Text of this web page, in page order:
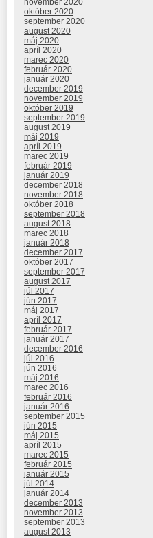
november 2020
október 2020
september 2020
august 2020
máj 2020
apríl 2020
marec 2020
február 2020
január 2020
december 2019
november 2019
október 2019
september 2019
august 2019
máj 2019
apríl 2019
marec 2019
február 2019
január 2019
december 2018
november 2018
október 2018
september 2018
august 2018
marec 2018
január 2018
december 2017
október 2017
september 2017
august 2017
júl 2017
jún 2017
máj 2017
apríl 2017
február 2017
január 2017
december 2016
júl 2016
jún 2016
máj 2016
marec 2016
február 2016
január 2016
september 2015
jún 2015
máj 2015
apríl 2015
marec 2015
február 2015
január 2015
júl 2014
január 2014
december 2013
november 2013
september 2013
august 2013